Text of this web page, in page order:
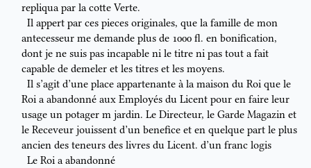
repliqua par la cotte Verte.
Il appert par ces pieces originales, que la famille de mon
antecesseur me demande plus de 1000 fl. en bonification,
dont je ne suis pas incapable ni le titre ni pas tout a fait
capable de demeler et les titres et les moyens.
Il s’agit d’une place appartenante à la maison du Roi que le
Roi a abandonné aux Employés du Licent pour en faire leur
usage un potager m jardin. Le Directeur, le Garde Magazin et
le Receveur jouissent d’un benefice et en quelque part le plus
ancien des teneurs des livres du Licent. d’un franc logis
Le Roi a abandonné